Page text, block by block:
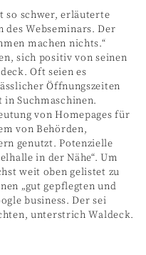
so schwer, erläuterte
des Webseminars. Der
machen nichts.“
sich positiv von seinen
Oft seien es
Öffnungszeiten
Suchmaschinen.
von Homepages für
von Behörden,
genutzt. Potenzielle
in der Nähe“. Um
weit oben gelistet zu
„gut gepflegten und
business. Der sei
unterstrich Waldeck.